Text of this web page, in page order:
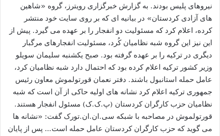
نیروهای پلیس بودند. به گزارش خبرگزاری رویترز، گروه «شاهین
های آزادی کردستان» در بیانیه ای که بر روی سایت خود منتشر
کرده، اعلام کرد که مسئولیت دو انفجار را بر عهده می گیرد. پیش از
این نیز این گروه شبه نظامیان کُرد، مسئولیت انفجارهای مرگبار
دیگری در ترکیه را بر عهده گرفته بود. صبح یکشنبه سلیمان سویلو
وزیر کشور ترکیه اعلام کرده بود که احتمال دارد شبه نظامیان کرد،
عامل حمله استانبول باشند. دفتر نعمان قورتولموش معاون رئیس
جمهوری ترکیه اعلام کرد نشانه های اولیه حاکی از آن است که شبه
نظامیان حزب کارگران کردستان (پ.ک.ک) مسئول انفجار هستند.
قورتولموش در مصاحبه با شبکه سی.ان.ان.تورک گفت: «نشانه ها
می گوید که حزب کارگران کردستان عامل حمله است… پس از پایان